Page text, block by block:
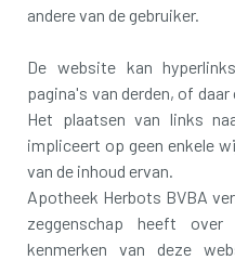
andere van de gebruiker.
De website kan
pagina's van derden, of
Het plaatsen van links
impliceert op geen enkele
van de inhoud ervan.
Apotheek Herbots BVBA
zeggenschap heeft
kenmerken van deze